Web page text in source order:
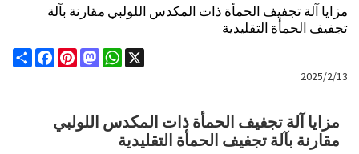
مزايا آلة تجفيف الحمأة ذات المكدس اللولبي مقارنة بآلة
تجفيف الحمأة التقليدية
Share
FacebookPinterest
MastodonWhatsApp
X
2025/2/13
مزايا آلة تجفيف الحمأة ذات المكدس اللولبي
مقارنة بآلة تجفيف الحمأة التقليدية